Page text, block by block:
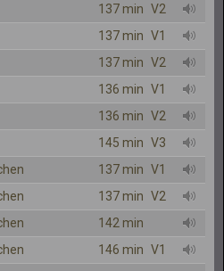
137 min V2
137 min V1
137 min V2
136 min V1
136 min V2
145 min V3
137 min V1
137 min V2
142 min
146 min V1